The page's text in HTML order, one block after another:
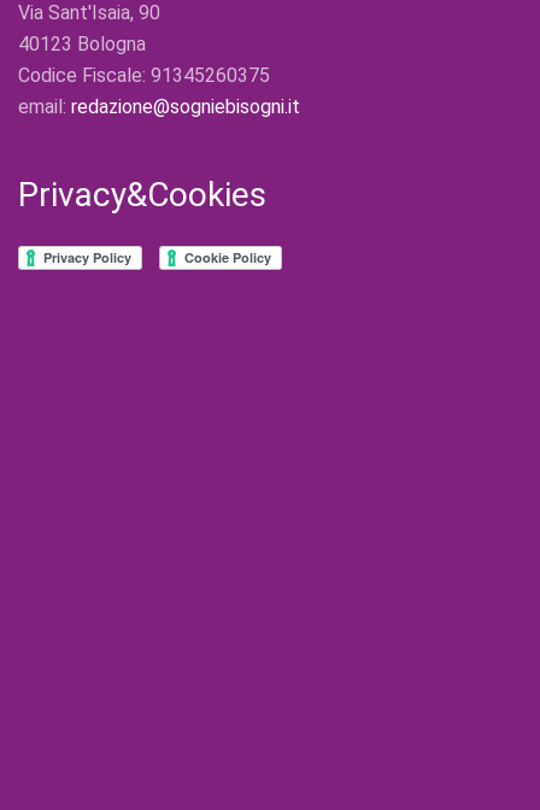
Via Sant'Isaia, 90
40123 Bologna
Codice Fiscale: 91345260375
email: redazione@sogniebisogni.it
Privacy&Cookies